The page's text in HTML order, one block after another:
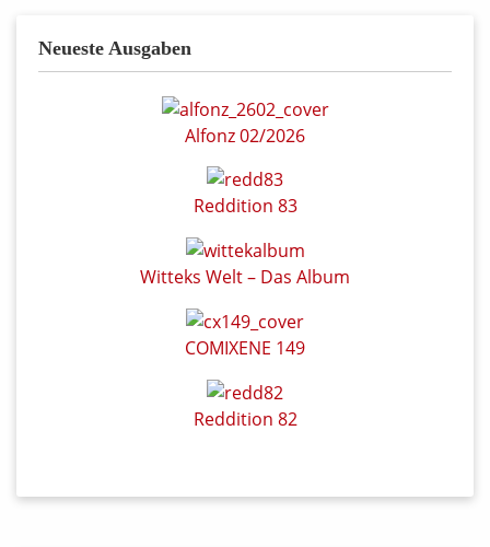
Neueste Ausgaben
Alfonz 02/2026
Reddition 83
Witteks Welt – Das Album
COMIXENE 149
Reddition 82